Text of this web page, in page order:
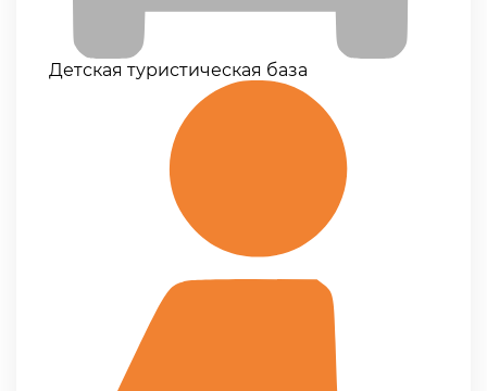
Детская туристическая база